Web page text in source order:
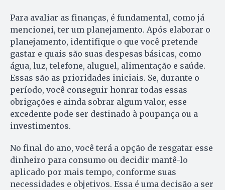
Para avaliar as finanças, é fundamental, como já
mencionei, ter um planejamento. Após elaborar o
planejamento, identifique o que você pretende
gastar e quais são suas despesas básicas, como
água, luz, telefone, aluguel, alimentação e saúde.
Essas são as prioridades iniciais. Se, durante o
período, você conseguir honrar todas essas
obrigações e ainda sobrar algum valor, esse
excedente pode ser destinado à poupança ou a
investimentos.
No final do ano, você terá a opção de resgatar esse
dinheiro para consumo ou decidir mantê-lo
aplicado por mais tempo, conforme suas
necessidades e objetivos. Essa é uma decisão a ser